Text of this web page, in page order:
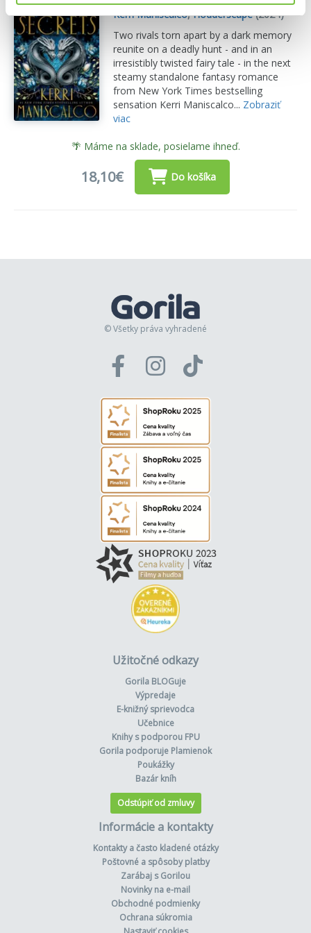
Kerri Maniscalco,Hodderscape(2024)
Two rivals torn apart by a dark memory
reunite on a deadly hunt - and in an
irresistibly twisted fairy tale - in the next
steamy standalone fantasy romance
from New York Times bestselling
sensation Kerri Maniscalco... Zobraziť
viac
🌴 Máme na sklade, posielame ihneď.
18,10€ Do košíka
© Všetky práva vyhradené
Užitočné odkazy
Gorila BLOGuje
Výpredaje
E-knižný sprievodca
Učebnice
Knihy s podporou FPU
Gorila podporuje Plamienok
Poukážky
Bazár kníh
Odstúpiť od zmluvy
Informácie a kontakty
Kontakty a často kladené otázky
Poštovné a spôsoby platby
Zarábaj s Gorilou
Novinky na e-mail
Obchodné podmienky
Ochrana súkromia